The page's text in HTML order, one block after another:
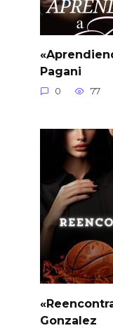
Pagani
0 77
Gonzalez